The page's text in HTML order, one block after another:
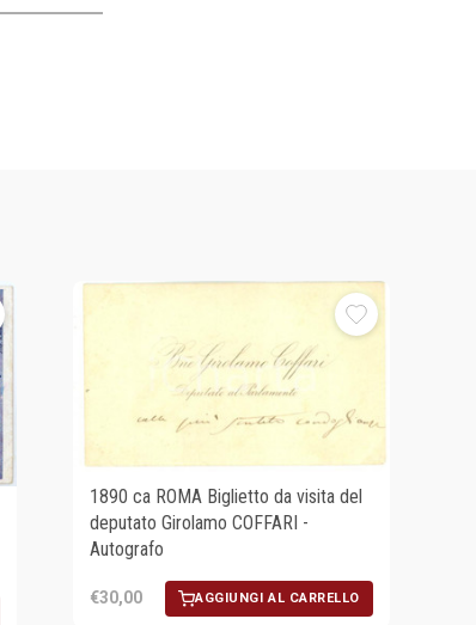
1890 ca ROMA Biglietto da visita del
deputato Girolamo COFFARI -
Autografo
€30,00 AGGIUNGI AL CARRELLO